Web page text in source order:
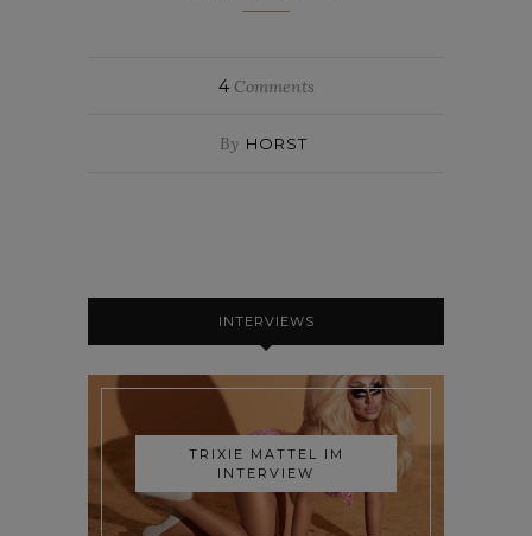
4Comments
By HORST
INTERVIEWS
TRIXIE MATTEL IM
INTERVIEW